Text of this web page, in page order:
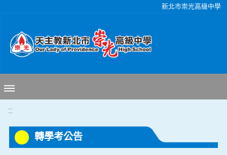
新北市崇光高級中學
:::
轉學考公告